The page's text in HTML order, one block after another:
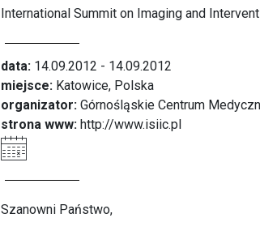
International Summit on Imaging and
data: 14.09.2012 - 14.09.2012
miejsce: Katowice, Polska
organizator: Górnośląskie Centrum
strona www: http://www.isiic.pl
Szanowni Państwo,